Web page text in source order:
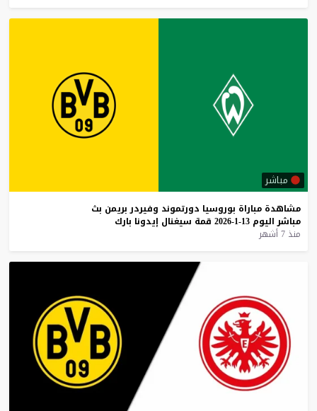
مباشر
مشاهدة مباراة بوروسيا دورتموند وفيردر بريمن بث
مباشر اليوم 13-1-2026 قمة سيغنال إيدونا بارك
منذ 7 أشهر